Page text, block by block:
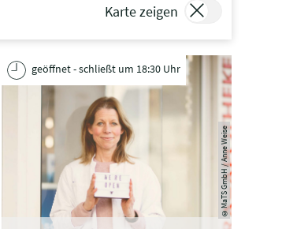
Karte zeigen
©
MaTS GmbH / Anne Weise
geöffnet - schließt um 18:30 Uhr